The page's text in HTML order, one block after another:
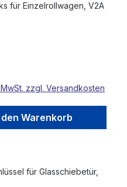
für Einzelrollwagen, V2A
zzgl. Versandkosten
den Warenkorb